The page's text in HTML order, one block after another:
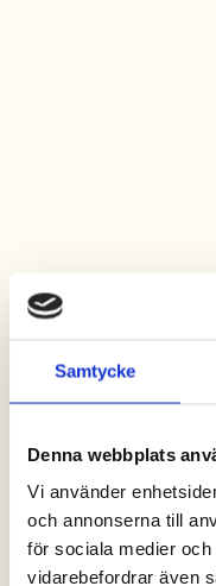
Samtycke
Denna webbplats
Vi använder
och annonserna till
för sociala medier
vidarebefordrar även